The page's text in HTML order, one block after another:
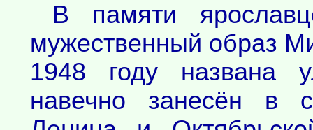
В памяти
мужественный образ
1948 году названа
навечно занесён в